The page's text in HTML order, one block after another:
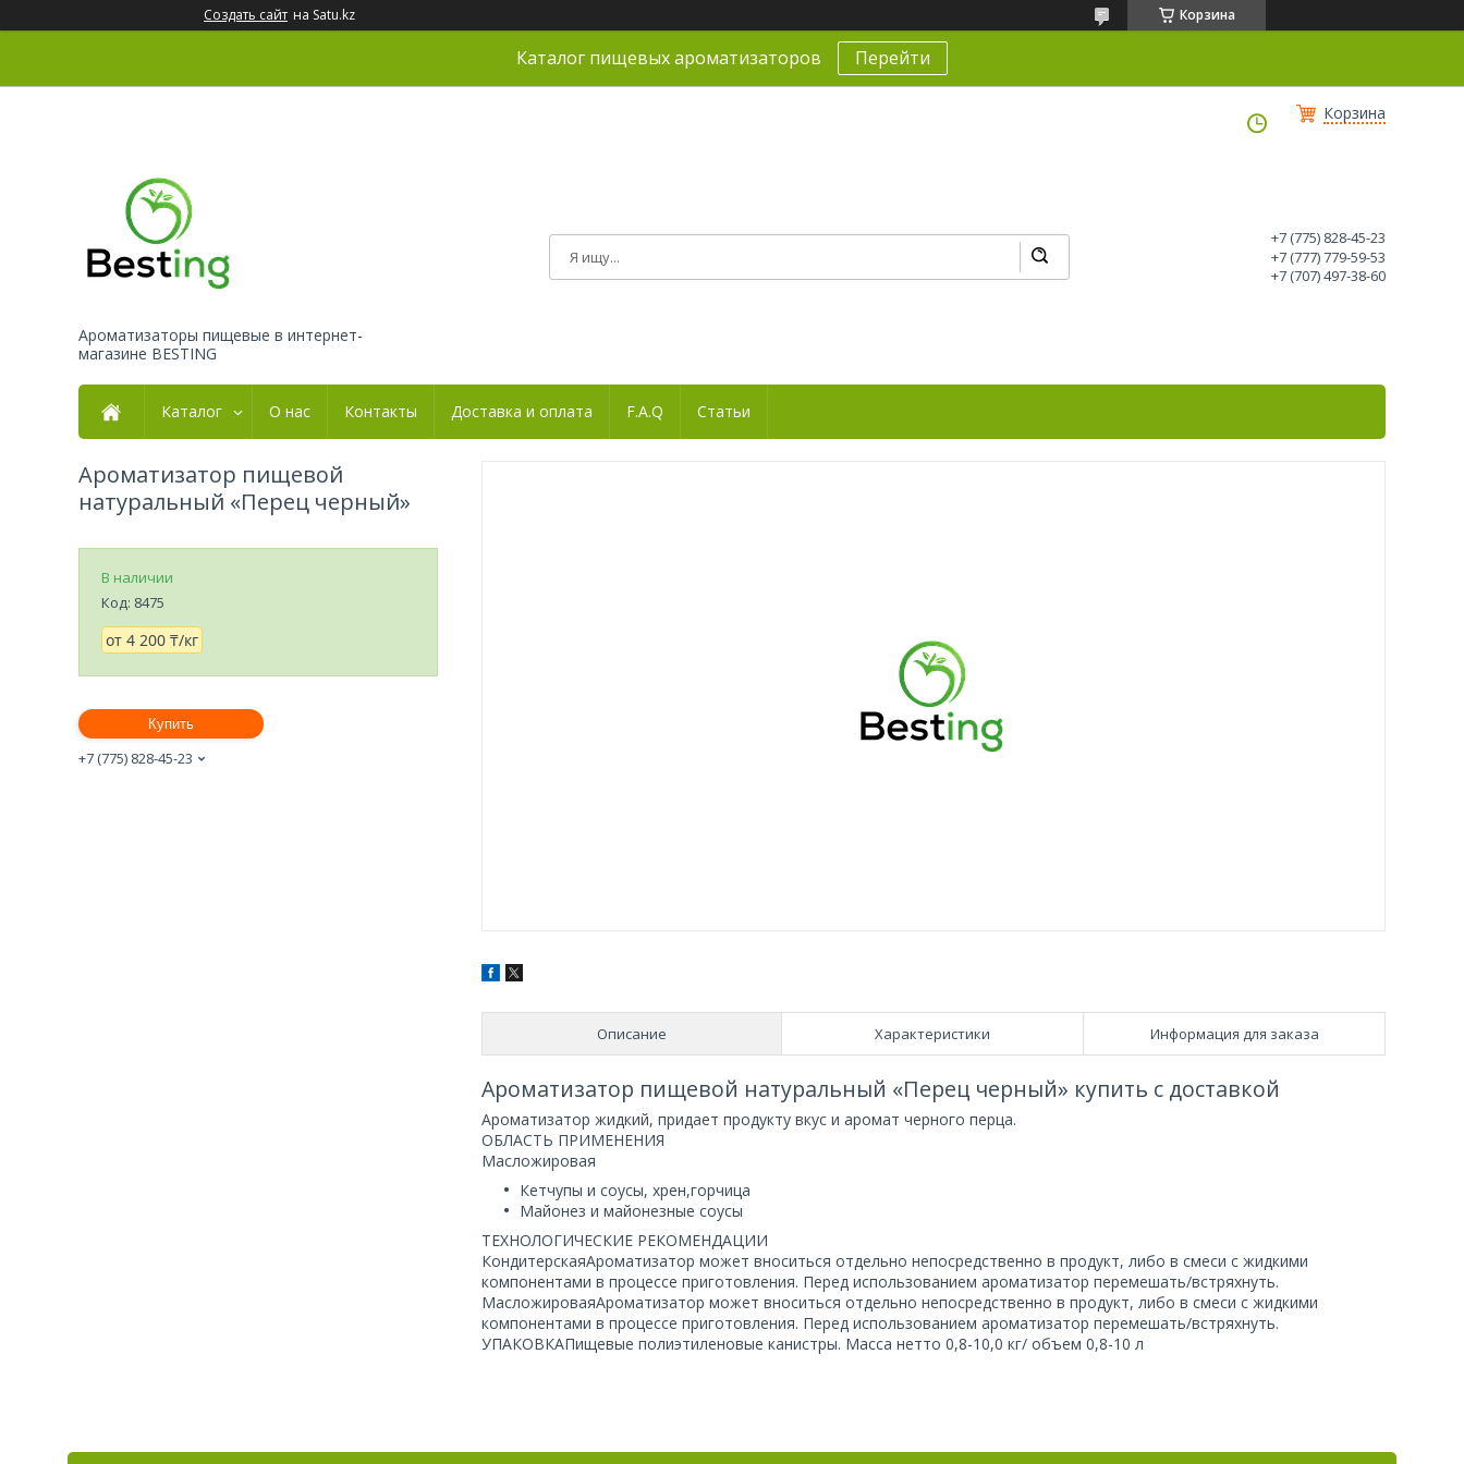
Создать сайт на Satu.kz Корзина
Каталог пищевых ароматизаторов Перейти
Корзина
Ароматизаторы пищевые в интернет-
магазине BESTING
+7 (775) 828-45-23
+7 (777) 779-59-53
+7 (707) 497-38-60
Каталог О нас Контакты Доставка и оплата F.A.Q Статьи
Описание Характеристики Информация для заказа
Ароматизатор пищевой натуральный «Перец черный» купить с доставкой
Ароматизатор жидкий, придает продукту вкус и аромат черного перца.
ОБЛАСТЬ ПРИМЕНЕНИЯ
Масложировая
Кетчупы и соусы, хрен,горчица
Майонез и майонезные соусы
ТЕХНОЛОГИЧЕСКИЕ РЕКОМЕНДАЦИИ
КондитерскаяАроматизатор может вноситься отдельно непосредственно в продукт, либо в смеси с жидкими
компонентами в процессе приготовления. Перед использованием ароматизатор перемешать/встряхнуть.
МасложироваяАроматизатор может вноситься отдельно непосредственно в продукт, либо в смеси с жидкими
компонентами в процессе приготовления. Перед использованием ароматизатор перемешать/встряхнуть.
УПАКОВКАПищевые полиэтиленовые канистры. Масса нетто 0,8-10,0 кг/ объем 0,8-10 л
Ароматизатор пищевой
натуральный «Перец черный»
В наличии
Код: 8475
от 4 200 ₸/кг
Купить
+7 (775) 828-45-23